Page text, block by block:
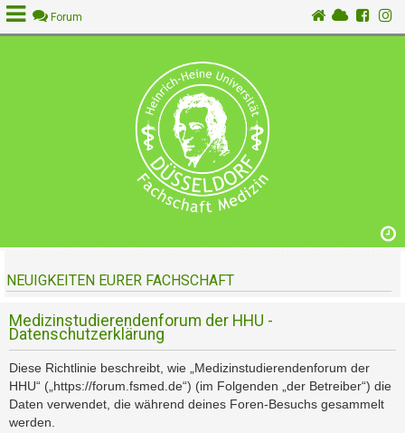
R
g
i
s
t
r
i
e
Forum
NEUIGKEITEN EURER FACHSCHAFT
Medizinstudierendenforum der HHU -
Datenschutzerklärung
Diese Richtlinie beschreibt, wie „Medizinstudierendenforum der
HHU“ („https://forum.fsmed.de“) (im Folgenden „der Betreiber“) die
Daten verwendet, die während deines Foren-Besuchs gesammelt
werden.